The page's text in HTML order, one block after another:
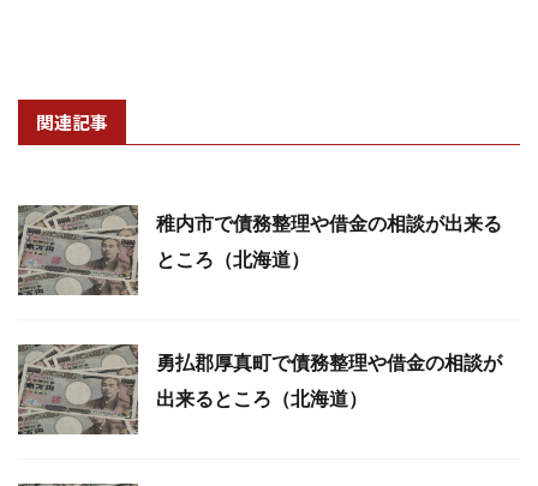
関連記事
稚内市で債務整理や借金の相談が出来る
ところ（北海道）
勇払郡厚真町で債務整理や借金の相談が
出来るところ（北海道）